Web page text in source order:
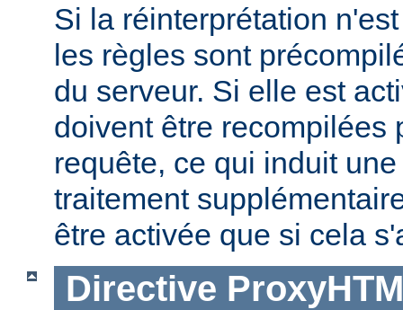
Si la réinterprétation
les règles sont
du serveur. Si elle est
doivent être recompilées
requête, ce qui induit
traitement
être activée que si cela
Directive